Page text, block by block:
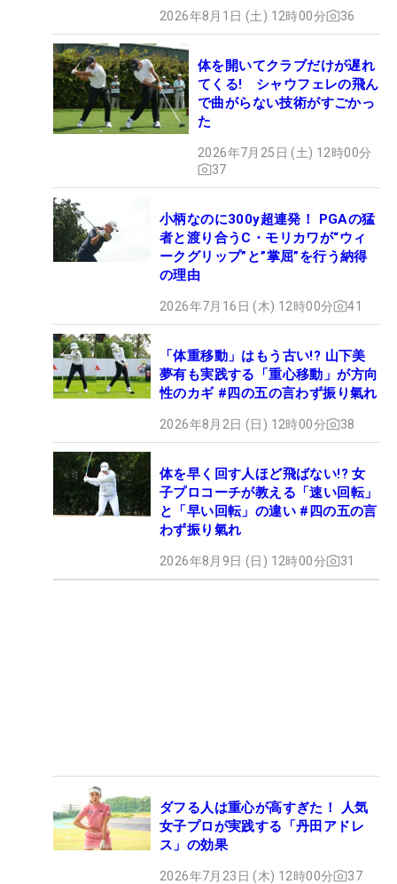
2026年8月1日 (土) 12時00分 36
体を開いてクラブだけが遅れ
てくる! シャウフェレの飛ん
で曲がらない技術がすごかっ
た
2026年7月25日 (土) 12時00分
37
小柄なのに300y超連発！ PGAの猛
者と渡り合うC・モリカワが“ウィ
ークグリップ”と”掌屈”を行う納得
の理由
2026年7月16日 (木) 12時00分 41
「体重移動」はもう古い!? 山下美
夢有も実践する「重心移動」が方向
性のカギ #四の五の言わず振り氣れ
2026年8月2日 (日) 12時00分 38
体を早く回す人ほど飛ばない!? 女
子プロコーチが教える「速い回転」
と「早い回転」の違い #四の五の言
わず振り氣れ
2026年8月9日 (日) 12時00分 31
ダフる人は重心が高すぎた！ 人気
女子プロが実践する「丹田アドレ
ス」の効果
2026年7月23日 (木) 12時00分 37